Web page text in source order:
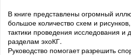
В книге представлены огромный
большое количество схем и
тактики проведения исследования и
разделам эхоКГ.
Руководство помогает разрешить